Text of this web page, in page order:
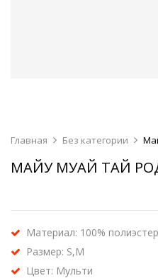
Главная Без категории
МАЙУ МУАЙ ТАЙ
Материал: 100% полиэстер
Размер: S,M
Цвет: Мульти